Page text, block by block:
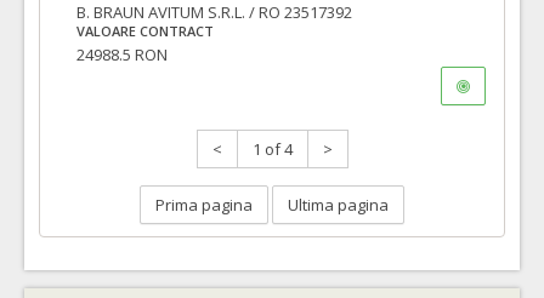
B. BRAUN AVITUM S.R.L. / RO 23517392
VALOARE CONTRACT
24988.5 RON
< 1 of 4 >
Prima pagina Ultima pagina